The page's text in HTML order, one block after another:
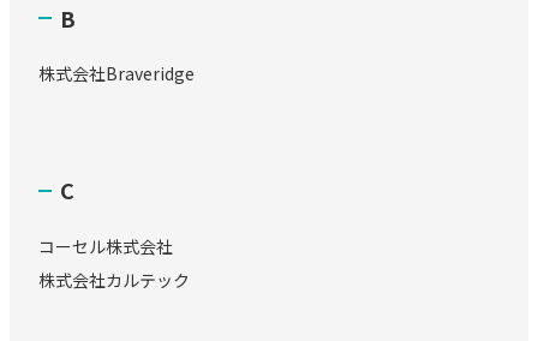
B
株式会社Braveridge
C
コーセル株式会社
株式会社カルテック